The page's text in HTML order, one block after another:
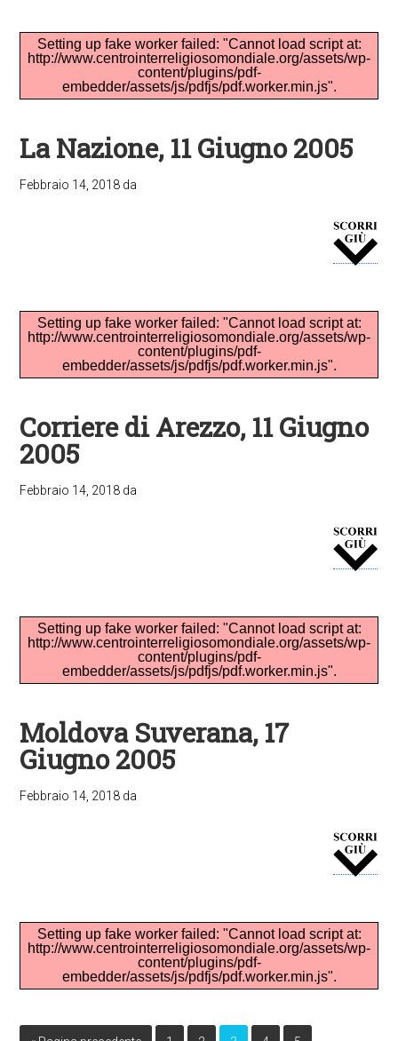
Setting up fake worker failed: "Cannot load script at:
http://www.centrointerreligiosomondiale.org/assets/wp-
content/plugins/pdf-
embedder/assets/js/pdfjs/pdf.worker.min.js".
La Nazione, 11 Giugno 2005
Febbraio 14, 2018 da
Setting up fake worker failed: "Cannot load script at:
http://www.centrointerreligiosomondiale.org/assets/wp-
content/plugins/pdf-
embedder/assets/js/pdfjs/pdf.worker.min.js".
Corriere di Arezzo, 11 Giugno
2005
Febbraio 14, 2018 da
Setting up fake worker failed: "Cannot load script at:
http://www.centrointerreligiosomondiale.org/assets/wp-
content/plugins/pdf-
embedder/assets/js/pdfjs/pdf.worker.min.js".
Moldova Suverana, 17
Giugno 2005
Febbraio 14, 2018 da
Setting up fake worker failed: "Cannot load script at:
http://www.centrointerreligiosomondiale.org/assets/wp-
content/plugins/pdf-
embedder/assets/js/pdfjs/pdf.worker.min.js".